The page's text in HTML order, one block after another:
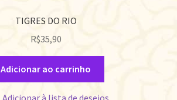
TIGRES DO RIO
R$35,90
Adicionar ao carrinho
Adicionar à lista de desejos